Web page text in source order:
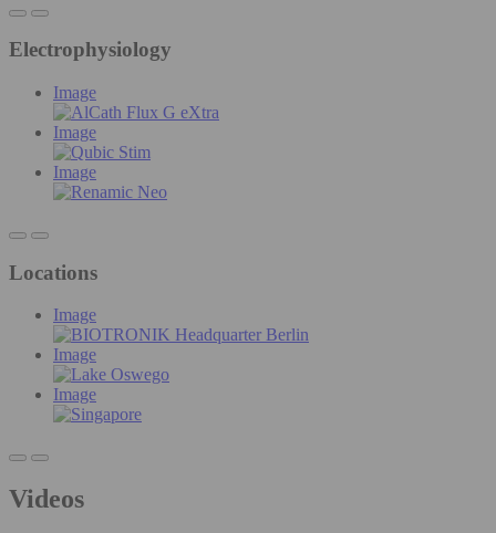
Electrophysiology
Image
Image
Image
Locations
Image
Image
Image
Videos